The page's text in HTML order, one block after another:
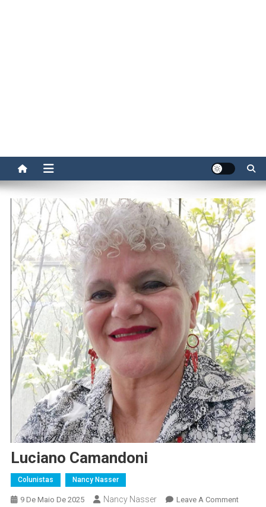
Luciano Camandoni
Colunistas Nancy Nasser
9 De Maio De 2025 Nancy Nasser Leave A CommentOn